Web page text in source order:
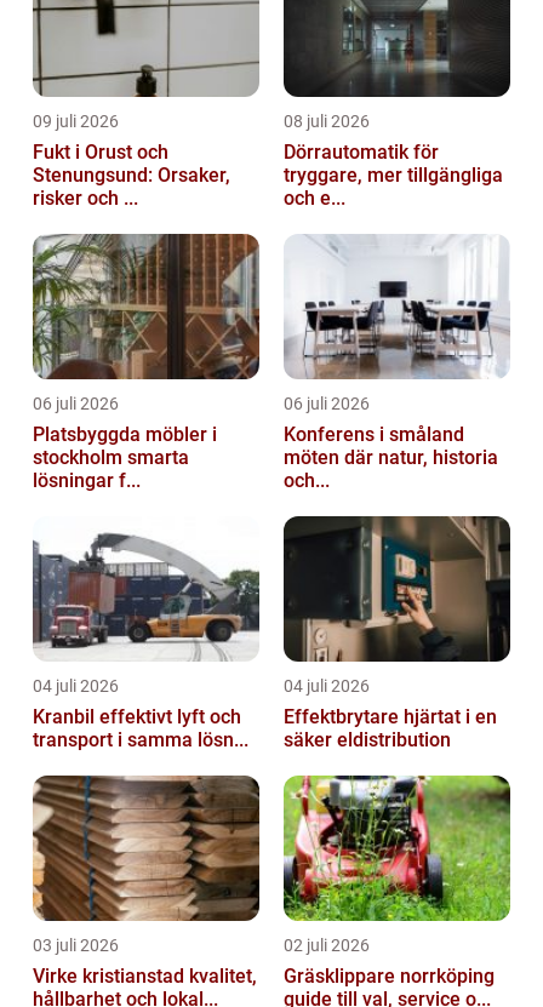
09 juli 2026
Fukt i Orust och
Stenungsund: Orsaker,
risker och ...
08 juli 2026
Dörrautomatik för
tryggare, mer tillgängliga
och e...
06 juli 2026
Platsbyggda möbler i
stockholm smarta
lösningar f...
06 juli 2026
Konferens i småland
möten där natur, historia
och...
04 juli 2026
Kranbil effektivt lyft och
transport i samma lösn...
04 juli 2026
Effektbrytare hjärtat i en
säker eldistribution
03 juli 2026
Virke kristianstad kvalitet,
hållbarhet och lokal...
02 juli 2026
Gräsklippare norrköping
guide till val, service o...